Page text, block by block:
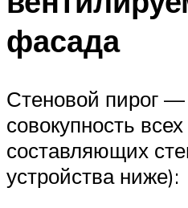
фасада
Стеновой пирог —
совокупность
составляющих
устройства ниже):